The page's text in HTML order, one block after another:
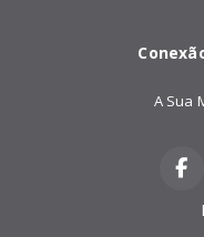
A Sua